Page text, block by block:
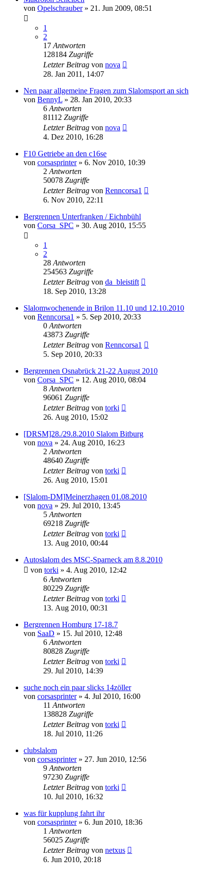
von Opelschrauber» 21. Jun 2009, 08:51
1
2
17 Antworten
128184 Zugriffe
Letzter Beitrag von nova
28. Jan 2011, 14:07
Nen paar allgemeine Fragen zum Slalomsport an sich
von BennyL » 28. Jan 2010, 20:33
6 Antworten
81112 Zugriffe
Letzter Beitrag von nova
4. Dez 2010, 16:28
F10 Getriebe an den c16se
von corsasprinter» 6. Nov 2010, 10:39
2 Antworten
50078 Zugriffe
Letzter Beitrag von Renncorsa1
6. Nov 2010, 22:11
Bergrennen Unterfranken / Eichnbühl
von Corsa_SPC » 30. Aug 2010, 15:55
1
2
28 Antworten
254563 Zugriffe
Letzter Beitrag von da_bleistift
18. Sep 2010, 13:28
Slalomwochenende in Brilon 11.10 und 12.10.2010
von Renncorsa1 » 5. Sep 2010, 20:33
0 Antworten
43873 Zugriffe
Letzter Beitrag von Renncorsa1
5. Sep 2010, 20:33
Bergrennen Osnabrück 21-22 August 2010
von Corsa_SPC » 12. Aug 2010, 08:04
8 Antworten
96061 Zugriffe
Letzter Beitrag von torki
26. Aug 2010, 15:02
[DRSM]28./29.8.2010 Slalom Bitburg
von nova » 24. Aug 2010, 16:23
2 Antworten
48640 Zugriffe
Letzter Beitrag von torki
26. Aug 2010, 15:01
[Slalom-DM]Meinerzhagen 01.08.2010
von nova » 29. Jul 2010, 13:45
5 Antworten
69218 Zugriffe
Letzter Beitrag von torki
13. Aug 2010, 00:44
Autoslalom des MSC-Sparneck am 8.8.2010
von torki » 4. Aug 2010, 12:42
6 Antworten
80229 Zugriffe
Letzter Beitrag von torki
13. Aug 2010, 00:31
Bergrennen Homburg 17-18.7
von SaaD » 15. Jul 2010, 12:48
6 Antworten
80828 Zugriffe
Letzter Beitrag von torki
29. Jul 2010, 14:39
suche noch ein paar slicks 14zöller
von corsasprinter» 4. Jul 2010, 16:00
11 Antworten
138828 Zugriffe
Letzter Beitrag von torki
18. Jul 2010, 11:26
clubslalom
von corsasprinter» 27. Jun 2010, 12:56
9 Antworten
97230 Zugriffe
Letzter Beitrag von torki
10. Jul 2010, 16:32
was für kupplung fahrt ihr
von corsasprinter» 6. Jun 2010, 18:36
1 Antworten
56025 Zugriffe
Letzter Beitrag von netxus
6. Jun 2010, 20:18